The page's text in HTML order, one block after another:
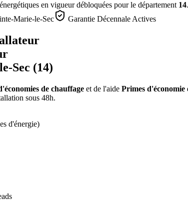
en vigueur débloquées pour le département 14.
Marie-le-Sec Garantie Décennale Actives
Sec (14)
de chauffage et de l'aide Primes
sous 48h.
d'énergie)